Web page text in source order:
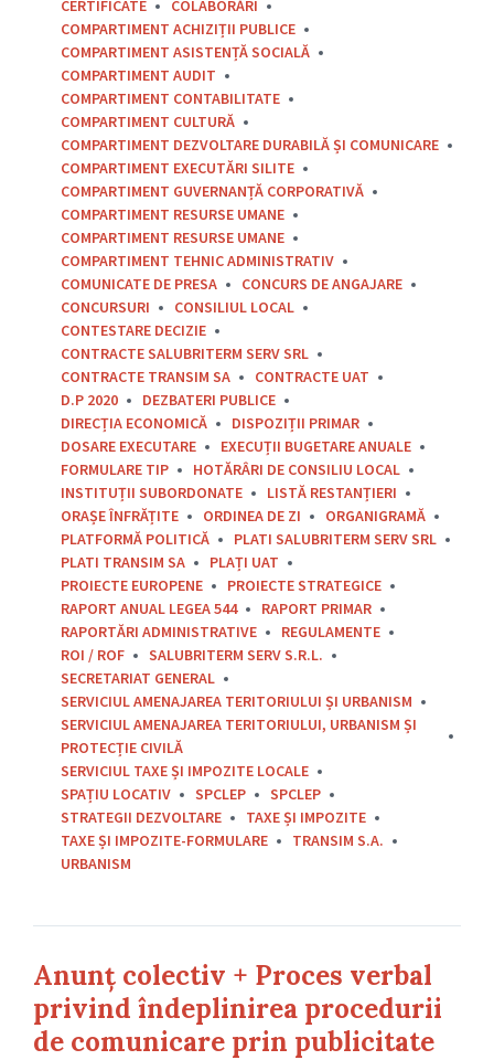
CERTIFICATE
COLABORĂRI
COMPARTIMENT ACHIZIȚII PUBLICE
COMPARTIMENT ASISTENȚĂ SOCIALĂ
COMPARTIMENT AUDIT
COMPARTIMENT CONTABILITATE
COMPARTIMENT CULTURĂ
COMPARTIMENT DEZVOLTARE DURABILĂ ȘI COMUNICARE
COMPARTIMENT EXECUTĂRI SILITE
COMPARTIMENT GUVERNANȚĂ CORPORATIVĂ
COMPARTIMENT RESURSE UMANE
COMPARTIMENT RESURSE UMANE
COMPARTIMENT TEHNIC ADMINISTRATIV
COMUNICATE DE PRESA
CONCURS DE ANGAJARE
CONCURSURI
CONSILIUL LOCAL
CONTESTARE DECIZIE
CONTRACTE SALUBRITERM SERV SRL
CONTRACTE TRANSIM SA
CONTRACTE UAT
D.P 2020
DEZBATERI PUBLICE
DIRECȚIA ECONOMICĂ
DISPOZIȚII PRIMAR
DOSARE EXECUTARE
EXECUȚII BUGETARE ANUALE
FORMULARE TIP
HOTĂRÂRI DE CONSILIU LOCAL
INSTITUȚII SUBORDONATE
LISTĂ RESTANȚIERI
ORAȘE ÎNFRĂȚITE
ORDINEA DE ZI
ORGANIGRAMĂ
PLATFORMĂ POLITICĂ
PLATI SALUBRITERM SERV SRL
PLATI TRANSIM SA
PLAȚI UAT
PROIECTE EUROPENE
PROIECTE STRATEGICE
RAPORT ANUAL LEGEA 544
RAPORT PRIMAR
RAPORTĂRI ADMINISTRATIVE
REGULAMENTE
ROI / ROF
SALUBRITERM SERV S.R.L.
SECRETARIAT GENERAL
SERVICIUL AMENAJAREA TERITORIULUI ȘI URBANISM
SERVICIUL AMENAJAREA TERITORIULUI, URBANISM ȘI
PROTECȚIE CIVILĂ
SERVICIUL TAXE ȘI IMPOZITE LOCALE
SPAȚIU LOCATIV
SPCLEP
SPCLEP
STRATEGII DEZVOLTARE
TAXE ȘI IMPOZITE
TAXE ȘI IMPOZITE-FORMULARE
TRANSIM S.A.
URBANISM
Anunț colectiv + Proces verbal
privind îndeplinirea procedurii
de comunicare prin publicitate